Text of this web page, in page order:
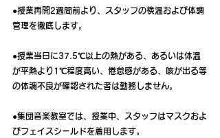
●授業再開2週間前より、スタッフの検温および体調
管理を徹底します。
●授業当日に37.5℃以上の熱がある、あるいは体温
が平熱より1℃程度高い、倦怠感がある、咳が出る等
の体調不良が確認された者は勤務しません。
●集団音楽教室では、授業中、スタッフはマスクおよ
びフェイスシールドを着用します。